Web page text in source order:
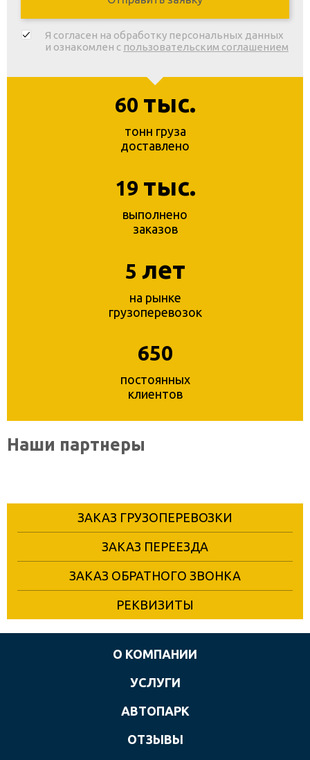
Я согласен на обработку персональных данных
и ознакомлен с пользовательским соглашением
60 тыс.
тонн груза
доставлено
19 тыс.
выполнено
заказов
5 лет
на рынке
грузоперевозок
650
постоянных
клиентов
Наши партнеры
ЗАКАЗ ГРУЗОПЕРЕВОЗКИ
ЗАКАЗ ПЕРЕЕЗДА
ЗАКАЗ ОБРАТНОГО ЗВОНКА
РЕКВИЗИТЫ
О КОМПАНИИ
УСЛУГИ
АВТОПАРК
ОТЗЫВЫ